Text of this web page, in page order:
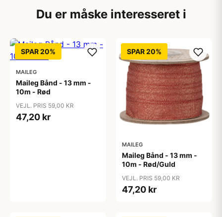
Du er måske interesseret i
SPAR 20%
MAILEG
Maileg Bånd - 13 mm -
10m - Rød
VEJL. PRIS 59,00 KR
47,20 kr
SPAR 20%
MAILEG
Maileg Bånd - 13 mm -
10m - Rød/Guld
VEJL. PRIS 59,00 KR
47,20 kr